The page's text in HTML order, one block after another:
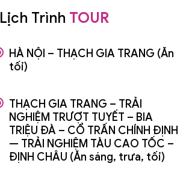
Lịch Trình TOUR
HÀ NỘI – THẠCH GIA TRANG (Ăn
tối)
THẠCH GIA TRANG – TRẢI
NGHIỆM TRƯỢT TUYẾT – BIA
TRIỆU ĐÀ – CỔ TRẤN CHÍNH ĐỊNH
— TRẢI NGHIỆM TÀU CAO TỐC –
ĐỊNH CHÂU (Ăn sáng, trưa, tối)